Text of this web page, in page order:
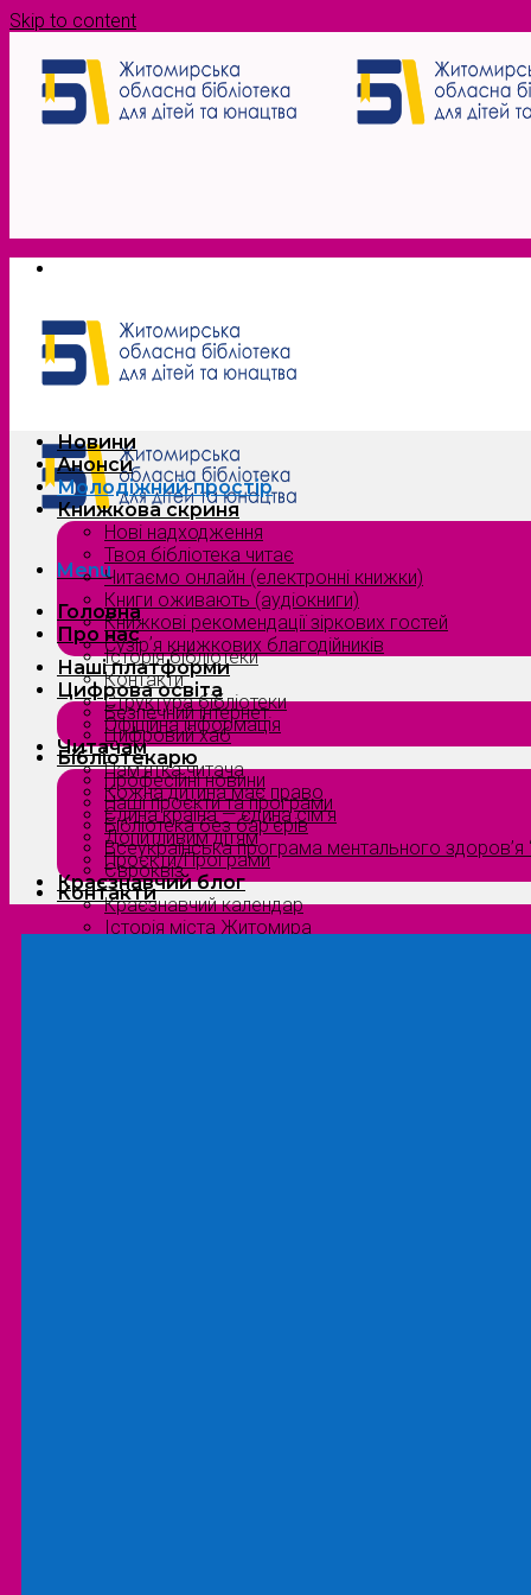
Skip to content
Menu
Головна
Про нас
Історія бібліотеки
Контакти
Структура бібліотеки
Офіційна інформація
Читачам
Пам’ятка читача
Кожна дитина має право
Єдина країна — єдина сім’я
Допитливим дітям
Проєкти/Програми
Краєзнавчий блог
Краєзнавчий календар
Історія міста Житомира
Новини
Анонси
Молодіжний простір
Книжкова скриня
Нові надходження
Твоя бібліотека читає
Читаємо онлайн (електронні книжки)
Книги оживають (аудіокниги)
Книжкові рекомендації зіркових гостей
Сузірʼя книжкових благодійників
Наші платформи
Цифрова освіта
Безпечний інтернет
Цифровий хаб
Бібліотекарю
Професійні новини
Наші проєкти та програми
Бібліотека без бар’єрів
Всеукраїнська програма ментального здоров’я
Євроквіз
Контакти